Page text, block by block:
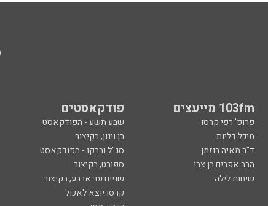
103fm מייעצים פודקאסטים
פרופ' רפי קרסו שבע תשע - הפודקאסט
מיכל דליות בן וינון, בקיצור
ד"ר מאיה רוזמן סג"ל וברקו - הפודקאסט
הרב אפרים בן צבי ספורט, בקיצור
שיחות לילה שניים עד ארבע, בקיצור
קרסו יוצא לאכול